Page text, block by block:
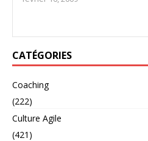
CATÉGORIES
Coaching
(222)
Culture Agile
(421)